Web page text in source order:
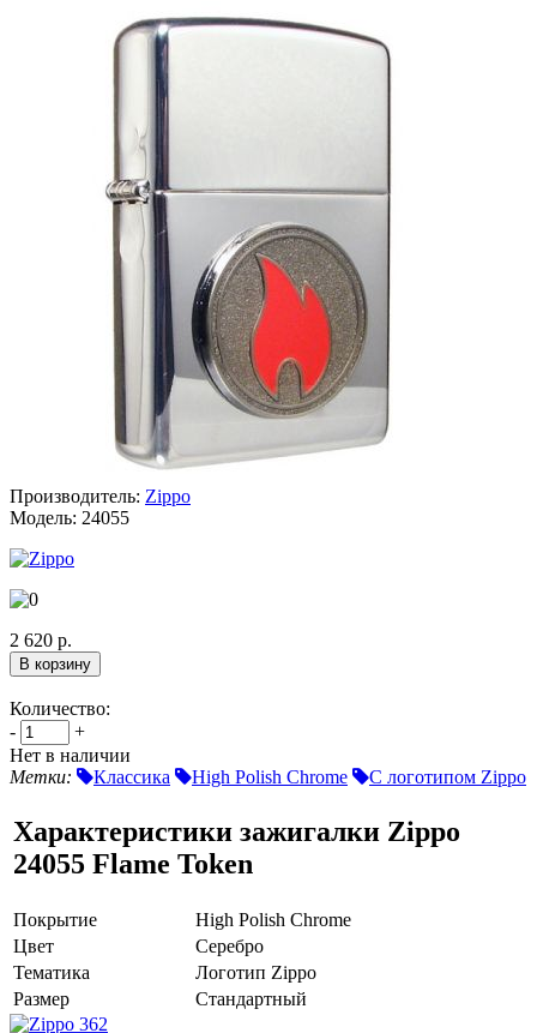
Производитель: Zippo
Модель: 24055
2 620 р.
Количество:
-
+
Нет в наличии
Метки:
Классика High Polish Chrome С логотипом Zippo
Характеристики зажигалки Zippo
24055 Flame Token
Покрытие
High Polish Chrome
Цвет
Серебро
Тематика
Логотип Zippo
Размер
Стандартный